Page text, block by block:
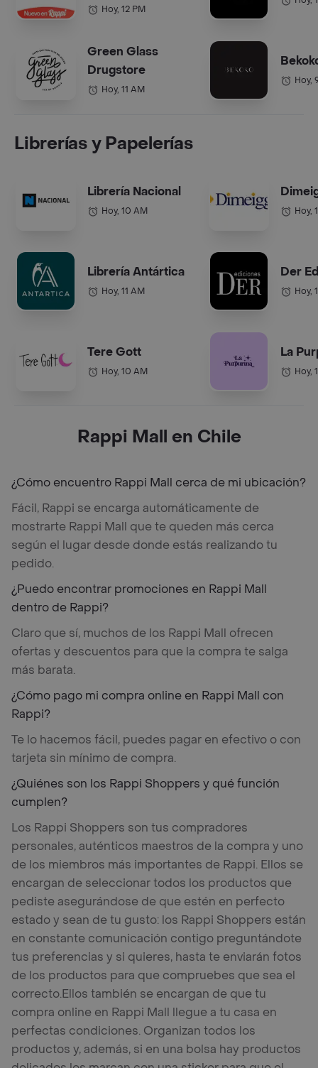
Hoy, 12 PM
Green Glass
Drugstore
Hoy, 11 AM
Hoy,
Librerías y Papelerías
Librería Nacional
Hoy, 10 AM
Librería Antártica
Hoy, 11 AM
Tere Gott
Hoy, 10 AM
Hoy,
Der
Hoy,
La
Hoy,
Rappi Mall en Chile
¿Cómo encuentro Rappi Mall cerca de mi ubicación?
Fácil, Rappi se encarga automáticamente de
mostrarte Rappi Mall que te queden más cerca
según el lugar desde donde estás realizando tu
pedido.
¿Puedo encontrar promociones en Rappi Mall
dentro de Rappi?
Claro que sí, muchos de los Rappi Mall ofrecen
ofertas y descuentos para que la compra te salga
más barata.
¿Cómo pago mi compra online en Rappi Mall con
Rappi?
Te lo hacemos fácil, puedes pagar en efectivo o con
tarjeta sin mínimo de compra.
¿Quiénes son los Rappi Shoppers y qué función
cumplen?
Los Rappi Shoppers son tus compradores
personales, auténticos maestros de la compra y uno
de los miembros más importantes de Rappi. Ellos se
encargan de seleccionar todos los productos que
pediste asegurándose de que estén en perfecto
estado y sean de tu gusto: los Rappi Shoppers están
en constante comunicación contigo preguntándote
tus preferencias y si quieres, hasta te enviarán fotos
de los productos para que compruebes que sea el
correcto.Ellos también se encargan de que tu
compra online en Rappi Mall llegue a tu casa en
perfectas condiciones. Organizan todos los
productos y, además, si en una bolsa hay productos